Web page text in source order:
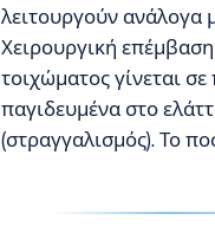
λειτουργούν
Χειρουργική
τοιχώματος γίνεται
παγιδευμένα στο
(στραγγαλισμός). Το